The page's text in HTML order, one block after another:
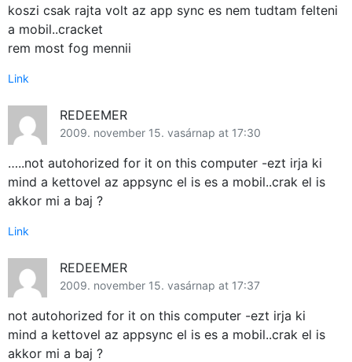
koszi csak rajta volt az app sync es nem tudtam felteni
a mobil..cracket
rem most fog mennii
Link
REDEEMER
2009. november 15. vasárnap at 17:30
…..not autohorized for it on this computer -ezt irja ki
mind a kettovel az appsync el is es a mobil..crak el is
akkor mi a baj ?
Link
REDEEMER
2009. november 15. vasárnap at 17:37
not autohorized for it on this computer -ezt irja ki
mind a kettovel az appsync el is es a mobil..crak el is
akkor mi a baj ?